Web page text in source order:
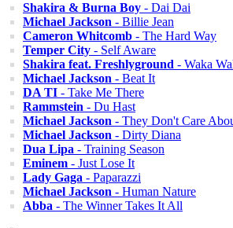
Shakira & Burna Boy - Dai Dai
Michael Jackson - Billie Jean
Cameron Whitcomb - The Hard Way
Temper City - Self Aware
Shakira feat. Freshlyground - Waka
Michael Jackson - Beat It
DA TI - Take Me There
Rammstein - Du Hast
Michael Jackson - They Don't Care
Michael Jackson - Dirty Diana
Dua Lipa - Training Season
Eminem - Just Lose It
Lady Gaga - Paparazzi
Michael Jackson - Human Nature
Abba - The Winner Takes It All